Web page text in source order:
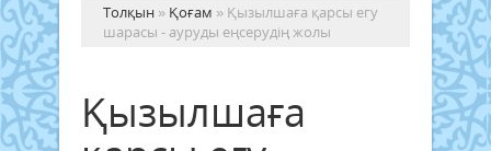
Толқын » Қоғам » Қызылшаға қарсы егу
шарасы - ауруды еңсерудің жолы
Қызылшаға